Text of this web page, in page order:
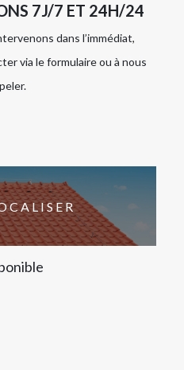
7J/7 ET 24H/24
dans l’immédiat,
via le formulaire ou à nous